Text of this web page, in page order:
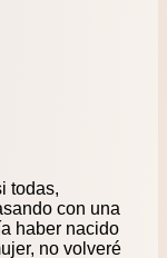
todas,
con una
haber nacido
no volveré